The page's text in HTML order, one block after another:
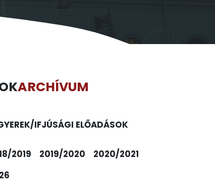
ARCHÍVUM
IFJÚSÁGI ELŐADÁSOK
2019 2019/2020
2020/2021